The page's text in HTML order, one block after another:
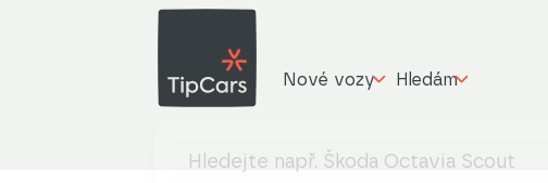
Nové vozy Hledám